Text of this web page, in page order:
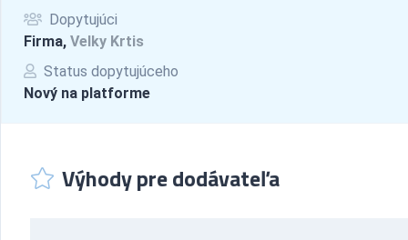
Dopytujúci
Firma, Velky Krtis
Status dopytujúceho
Nový na platforme
Výhody pre dodávateľa